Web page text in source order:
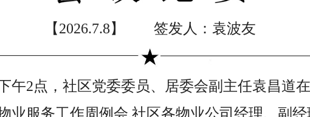
【2026.7.8】 签发人：袁波友
午2点，社区党委委员、居委会副主任袁昌道
业服务工作周例会,社区各物业公司经理、副